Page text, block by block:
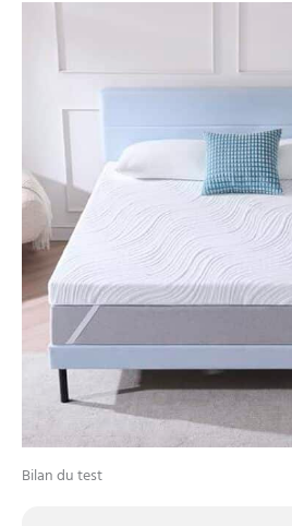
APRES
temps de
matelas
de la
Bilan du test